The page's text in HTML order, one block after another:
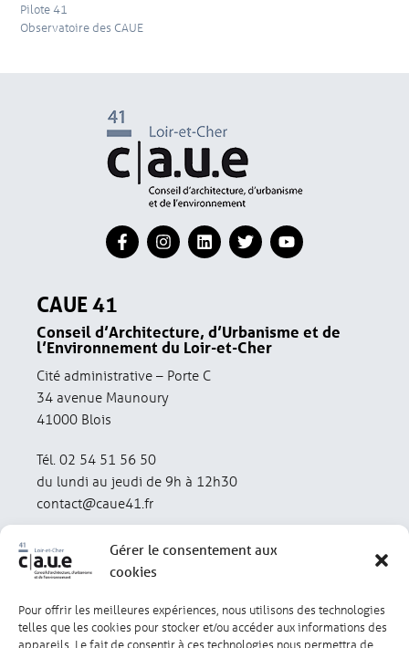
Gérer le consentement aux
cookies
Pour offrir les meilleures expériences, nous utilisons des technologies
telles que les cookies pour stocker et/ou accéder aux informations des
appareils. Le fait de consentir à ces technologies nous permettra de
Pilote 41
Observatoire des CAUE
CAUE 41
Conseil d’Architecture, d’Urbanisme et de
l’Environnement du Loir-et-Cher
Cité administrative – Porte C
34 avenue Maunoury
41000 Blois
Tél. 02 54 51 56 50
du lundi au jeudi de 9h à 12h30
contact@caue41.fr
Mentions légales Politique de confidentialité